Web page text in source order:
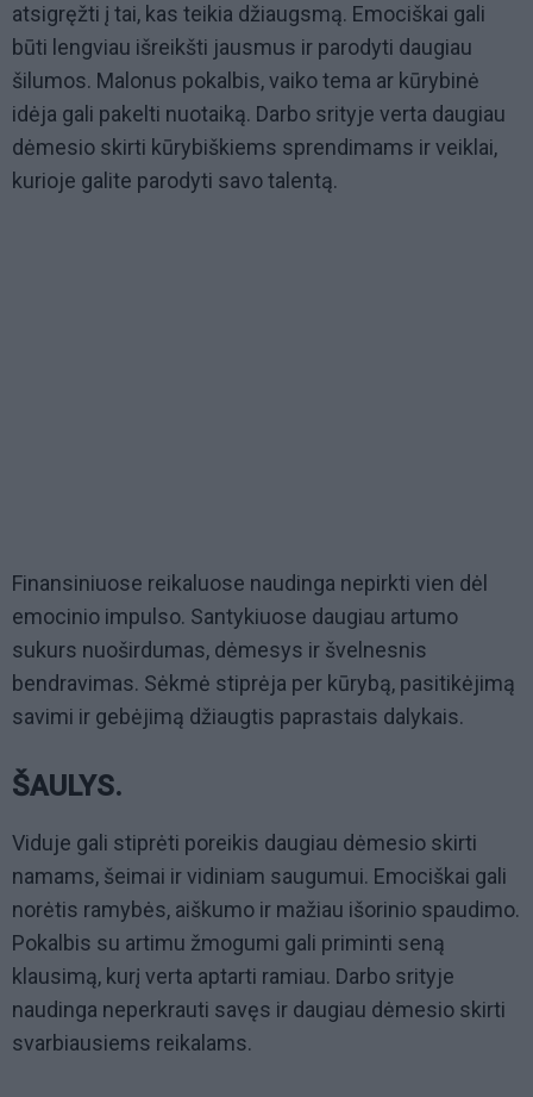
atsigręžti į tai, kas teikia džiaugsmą. Emociškai gali
būti lengviau išreikšti jausmus ir parodyti daugiau
šilumos. Malonus pokalbis, vaiko tema ar kūrybinė
idėja gali pakelti nuotaiką. Darbo srityje verta daugiau
dėmesio skirti kūrybiškiems sprendimams ir veiklai,
kurioje galite parodyti savo talentą.
Finansiniuose reikaluose naudinga nepirkti vien dėl
emocinio impulso. Santykiuose daugiau artumo
sukurs nuoširdumas, dėmesys ir švelnesnis
bendravimas. Sėkmė stiprėja per kūrybą, pasitikėjimą
savimi ir gebėjimą džiaugtis paprastais dalykais.
ŠAULYS.
Viduje gali stiprėti poreikis daugiau dėmesio skirti
namams, šeimai ir vidiniam saugumui. Emociškai gali
norėtis ramybės, aiškumo ir mažiau išorinio spaudimo.
Pokalbis su artimu žmogumi gali priminti seną
klausimą, kurį verta aptarti ramiau. Darbo srityje
naudinga neperkrauti savęs ir daugiau dėmesio skirti
svarbiausiems reikalams.